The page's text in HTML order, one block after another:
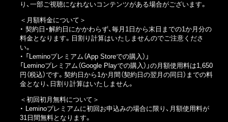
り、一部ご視聴になれないコンテンツがある場合がございます。
＜月額料金について＞
・ 契約日・解約日にかかわらず、毎月1日から末日までの1か月分の
料金となります。日割り計算はいたしませんのでご注意くださ
い。
・ 「Leminoプレミアム（App Storeでの購入）」
「Leminoプレミアム（Google Playでの購入）」の月額使用料は1,650
円（税込）です。契約日から1か月間（契約日の翌月の同日）までの料
金となり、日割り計算はいたしません。
＜初回初月無料について＞
・ Leminoプレミアムに初回お申込みの場合に限り、月額使用料が
31日間無料となります。